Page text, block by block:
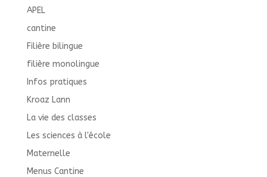
APEL
cantine
Filière bilingue
filière monolingue
Infos pratiques
Kroaz Lann
La vie des classes
Les sciences à l'école
Maternelle
Menus Cantine